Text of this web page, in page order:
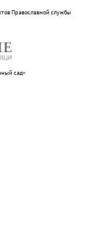
Православной службы
сад»